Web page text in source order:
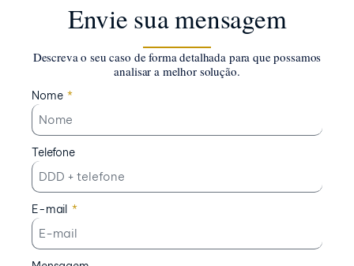
Envie sua mensagem
Descreva o seu caso de forma detalhada para que possamos
analisar a melhor solução.
Nome
Telefone
E-mail